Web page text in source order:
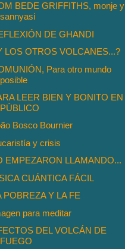
BEDE GRIFFITHS, monje y
sannyasi
DE GHANDI
LOS OTROS VOLCANES...?
Para otro mundo
posible
LEER BIEN Y BONITO EN
PÚBLICO
Bosco Bournier
y crisis
EMPEZARON LLAMANDO...
CUÁNTICA FÁCIL
POBREZA Y LA FE
para meditar
DEL VOLCÁN DE
FUEGO